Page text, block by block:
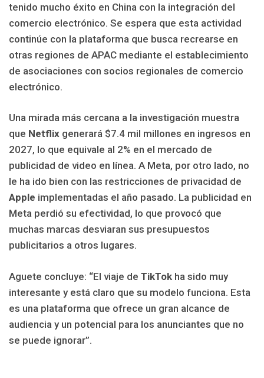
tenido mucho éxito en China con la integración del
comercio electrónico. Se espera que esta actividad
continúe con la plataforma que busca recrearse en
otras regiones de APAC mediante el establecimiento
de asociaciones con socios regionales de comercio
electrónico.
Una mirada más cercana a la investigación muestra
que Netflix generará $7.4 mil millones en ingresos en
2027, lo que equivale al 2% en el mercado de
publicidad de video en línea. A Meta, por otro lado, no
le ha ido bien con las restricciones de privacidad de
Apple implementadas el año pasado. La publicidad en
Meta perdió su efectividad, lo que provocó que
muchas marcas desviaran sus presupuestos
publicitarios a otros lugares.
Aguete concluye: “El viaje de TikTok ha sido muy
interesante y está claro que su modelo funciona. Esta
es una plataforma que ofrece un gran alcance de
audiencia y un potencial para los anunciantes que no
se puede ignorar”.